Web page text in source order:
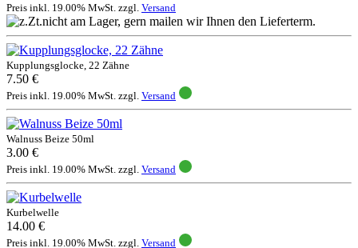
Preis inkl. 19.00% MwSt. zzgl. Versand
Kupplungsglocke, 22 Zähne
7.50 €
Preis inkl. 19.00% MwSt. zzgl. Versand
Walnuss Beize 50ml
3.00 €
Preis inkl. 19.00% MwSt. zzgl. Versand
Kurbelwelle
14.00 €
Preis inkl. 19.00% MwSt. zzgl. Versand